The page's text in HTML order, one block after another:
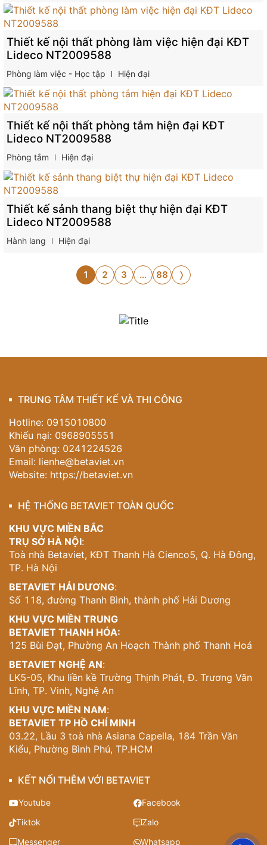
Thiết kế nội thất phòng làm việc hiện đại KĐT
Lideco NT2009588
Phòng làm việc - Học tập Hiện đại
Thiết kế nội thất phòng tắm hiện đại KĐT
Lideco NT2009588
Phòng tắm Hiện đại
Thiết kế sảnh thang biệt thự hiện đại KĐT
Lideco NT2009588
Hành lang Hiện đại
1 2 3 … 88 〉
TRUNG TÂM THIẾT KẾ VÀ THI CÔNG
Hotline: 0915010800
Khiếu nại: 0968905551
Văn phòng: 0241224526
Email: lienhe@betaviet.vn
Website: https://betaviet.vn
HỆ THỐNG BETAVIET TOÀN QUỐC
KHU VỰC MIỀN BẮC
TRỤ SỞ HÀ NỘI:
Toà nhà Betaviet, KĐT Thanh Hà Cienco5, Q. Hà Đông,
TP. Hà Nội
BETAVIET HẢI DƯƠNG:
Số 118, đường Thanh Bình, thành phố Hải Dương
KHU VỰC MIỀN TRUNG
BETAVIET THANH HÓA:
125 Bùi Đạt, Phường An Hoạch Thành phố Thanh Hoá
BETAVIET NGHỆ AN:
LK5-05, Khu liền kề Trường Thịnh Phát, Đ. Trương Văn
Lĩnh, TP. Vinh, Nghệ An
KHU VỰC MIỀN NAM:
BETAVIET TP HỒ CHÍ MINH
03.22, Lầu 3 toà nhà Asiana Capella, 184 Trần Văn
Kiểu, Phường Bình Phú, TP.HCM
KẾT NỐI THÊM VỚI BETAVIET
Youtube
Facebook
Tiktok
Zalo
Messenger
Whatsapp